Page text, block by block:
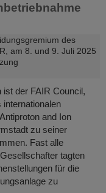
der FAIR Council,
and Ion
zu seiner
Fast alle
tagten
für die
zu